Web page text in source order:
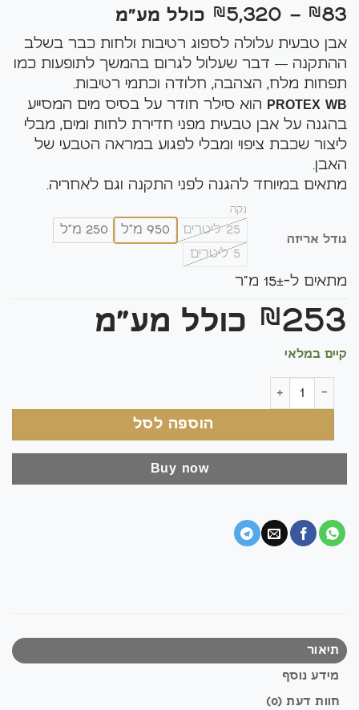
₪83
–
₪5,320
טווח
עד
כולל מע"מ
אבן טבעית עלולה לספוג רטיבות ולחות כבר בשלב
ההתקנה — דבר שעלול לגרום בהמשך לתופעות כמו
תפחות מלח, הצהבה, חלודה וכתמי רטיבות.
PROTEX WB הוא סילר חודר על בסיס מים המסייע
בהגנה על אבן טבעית מפני חדירת לחות ומים, מבלי
ליצור שכבת ציפוי ומבלי לפגוע במראה הטבעי של
האבן.
מתאים במיוחד להגנה לפני התקנה וגם לאחריה.
גודל אריזה
25 ליטרים 950 מ"ל
250 מ"ל
5 ליטרים
נקה
מתאים ל-15± מ"ר
₪253 כולל מע"מ
קיים במלאי
כמות של PROTEX WB – סילר נגד רטיבות ולחות לאבן טבעית
הוספה לסל
Buy now
תיאור
מידע נוסף
חוות דעת (0)